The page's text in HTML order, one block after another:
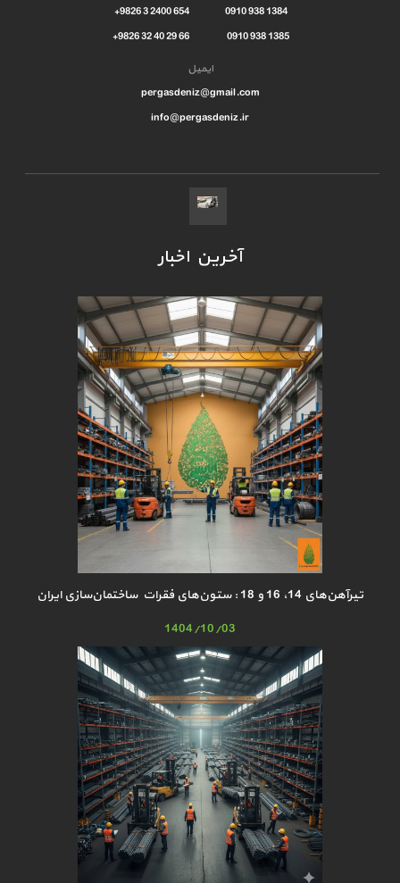
1384 938 0910 654 2400 3 9826+
1385 938 0910 66 29 40 32 9826+
ایمیل
pergasdeniz@gmail.com
info@pergasdeniz.ir
آخرین اخبار
تیرآهن‌های 14، 16 و 18 : ستون‌های فقرات ساختمان‌سازی ایران
1404/10/03